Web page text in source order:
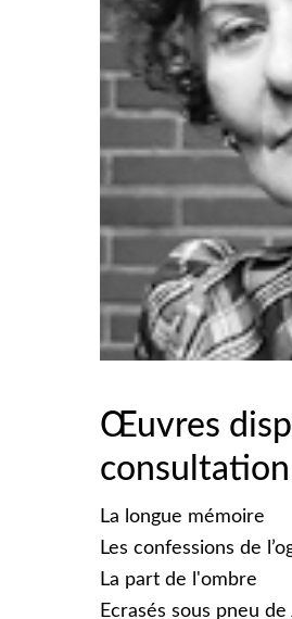
Œuvres
consultation
La longue mémoire
Les confessions de
La part de l'ombre
Ecrasés sous pneu de